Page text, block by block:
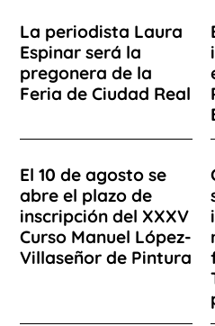
La periodista Laura
Espinar será la
pregonera de la
Feria de Ciudad Real
El 10 de agosto se
abre el plazo de
inscripción del XXXV
Curso Manuel López-
Villaseñor de Pintura